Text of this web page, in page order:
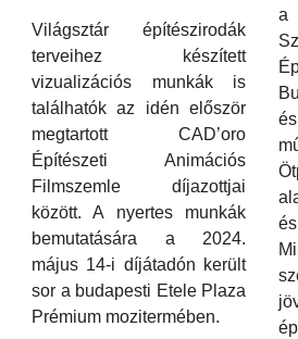
Világsztár építészirodák
terveihez készített
vizualizációs munkák is
találhatók az idén először
megtartott CAD’oro
Építészeti Animációs
Filmszemle díjazottjai
között. A nyertes munkák
bemutatására a 2024.
május 14-i díjátadón került
sor a budapesti Etele Plaza
Prémium mozitermében.
a